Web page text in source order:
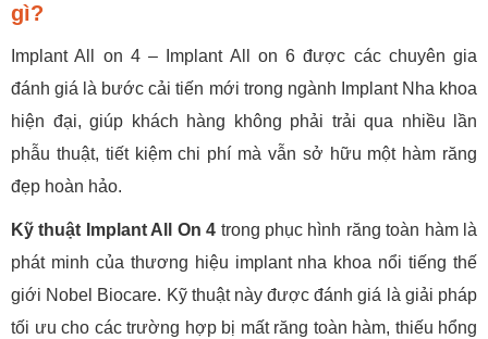
gì?
Implant All on 4 – Implant All on 6 được các chuyên gia
đánh giá là bước cải tiến mới trong ngành Implant Nha khoa
hiện đại, giúp khách hàng không phải trải qua nhiều lần
phẫu thuật, tiết kiệm chi phí mà vẫn sở hữu một hàm răng
đẹp hoàn hảo.
Kỹ thuật Implant All On 4 trong phục hình răng toàn hàm là
phát minh của thương hiệu implant nha khoa nổi tiếng thế
giới Nobel Biocare. Kỹ thuật này được đánh giá là giải pháp
tối ưu cho các trường hợp bị mất răng toàn hàm, thiếu hổng